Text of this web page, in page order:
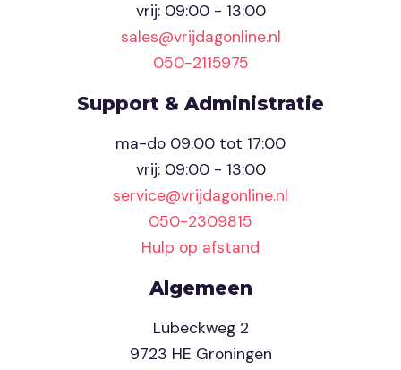
vrij: 09:00 - 13:00
sales@vrijdagonline.nl
050-2115975
Support & Administratie
ma-do 09:00 tot 17:00
vrij: 09:00 - 13:00
service@vrijdagonline.nl
050-2309815
Hulp op afstand
Algemeen
Lübeckweg 2
9723 HE Groningen